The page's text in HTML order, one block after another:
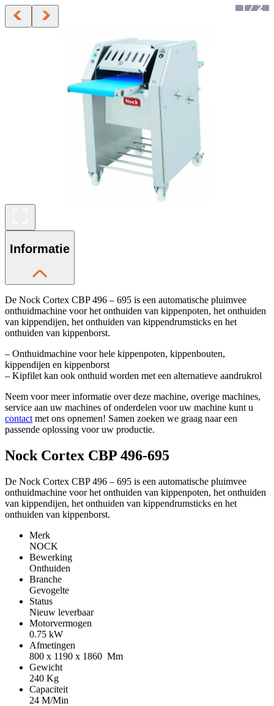
1/2
Informatie
De Nock Cortex CBP 496 – 695 is een automatische pluimvee
onthuidmachine voor het onthuiden van kippenpoten, het onthuiden
van kippendijen, het onthuiden van kippendrumsticks en het
onthuiden van kippenborst.
– Onthuidmachine voor hele kippenpoten, kippenbouten,
kippendijen en kippenborst
– Kipfilet kan ook onthuid worden met een alternatieve aandrukrol
Neem voor meer informatie over deze machine, overige machines,
service aan uw machines of onderdelen voor uw machine kunt u
contact met ons opnemen! Samen zoeken we graag naar een
passende oplossing voor uw productie.
Nock Cortex CBP 496-695
De Nock Cortex CBP 496 – 695 is een automatische pluimvee
onthuidmachine voor het onthuiden van kippenpoten, het onthuiden
van kippendijen, het onthuiden van kippendrumsticks en het
onthuiden van kippenborst.
Merk
NOCK
Bewerking
Onthuiden
Branche
Gevogelte
Status
Nieuw leverbaar
Motorvermogen
0.75 kW
Afmetingen
800 x 1190 x 1860 Mm
Gewicht
240 Kg
Capaciteit
24 M/Min